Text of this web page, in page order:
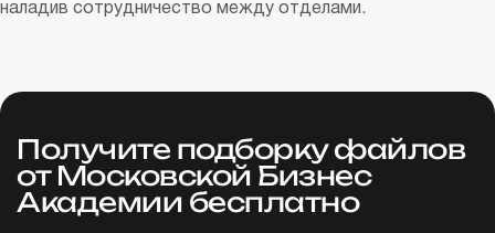
наладив сотрудничество между отделами.
Получите подборку файлов
от Московской Бизнес
Академии бесплатно